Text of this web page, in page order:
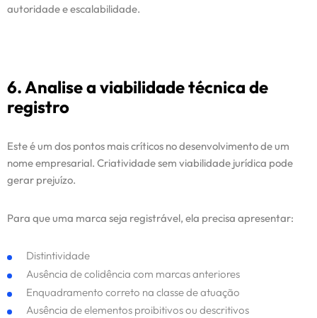
Cases / Projetos
Contato
autoridade e escalabilidade.
6. Analise a viabilidade técnica de
registro
Este é um dos pontos mais críticos no desenvolvimento de um
nome empresarial. Criatividade sem viabilidade jurídica pode
gerar prejuízo.
Para que uma marca seja registrável, ela precisa apresentar:
Distintividade
Ausência de colidência com marcas anteriores
Enquadramento correto na classe de atuação
Ausência de elementos proibitivos ou descritivos